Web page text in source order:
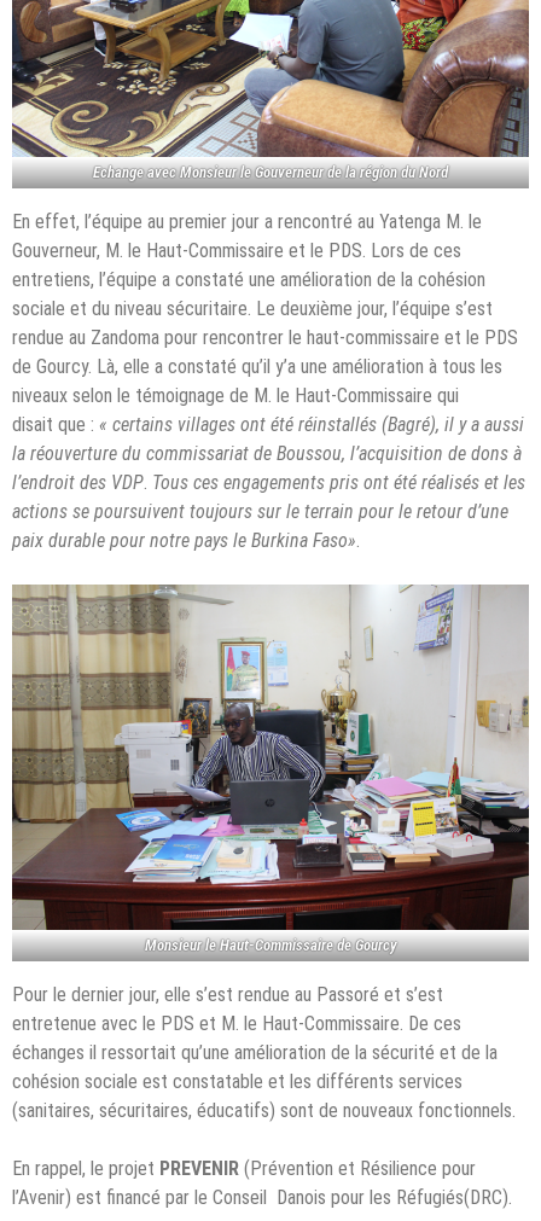
Echange avec Monsieur le Gouverneur de la région du Nord
En effet, l’équipe au premier jour a rencontré au Yatenga M. le
Gouverneur, M. le Haut-Commissaire et le PDS. Lors de ces
entretiens, l’équipe a constaté une amélioration de la cohésion
sociale et du niveau sécuritaire. Le deuxième jour, l’équipe s’est
rendue au Zandoma pour rencontrer le haut-commissaire et le PDS
de Gourcy. Là, elle a constaté qu’il y’a une amélioration à tous les
niveaux selon le témoignage de M. le Haut-Commissaire qui
disait que : « certains villages ont été réinstallés (Bagré), il y a aussi
la réouverture du commissariat de Boussou, l’acquisition de dons à
l’endroit des VDP. Tous ces engagements pris ont été réalisés et les
actions se poursuivent toujours sur le terrain pour le retour d’une
paix durable pour notre pays le Burkina Faso».
Monsieur le Haut-Commissaire de Gourcy
Pour le dernier jour, elle s’est rendue au Passoré et s’est
entretenue avec le PDS et M. le Haut-Commissaire. De ces
échanges il ressortait qu’une amélioration de la sécurité et de la
cohésion sociale est constatable et les différents services
(sanitaires, sécuritaires, éducatifs) sont de nouveaux fonctionnels.
En rappel, le projet PREVENIR (Prévention et Résilience pour
l’Avenir) est financé par le Conseil Danois pour les Réfugiés(DRC).